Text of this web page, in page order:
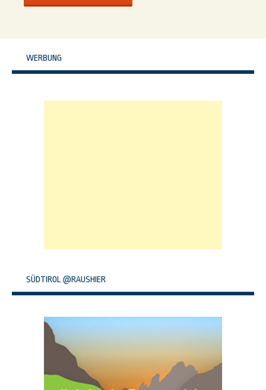
WERBUNG
SÜDTIROL @RAUSHIER